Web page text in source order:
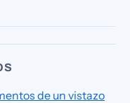
de un vistazo